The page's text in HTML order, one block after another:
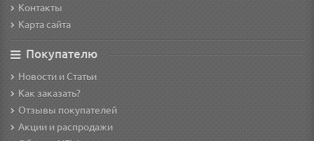
Контакты
Карта сайта
Покупателю
Новости и Статьи
Как заказать?
Отзывы покупателей
Акции и распродажи